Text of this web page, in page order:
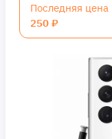
Последняя
250 ₽